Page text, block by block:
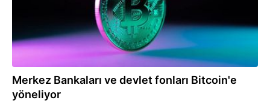
Merkez Bankaları ve devlet fonları Bitcoin'e
yöneliyor